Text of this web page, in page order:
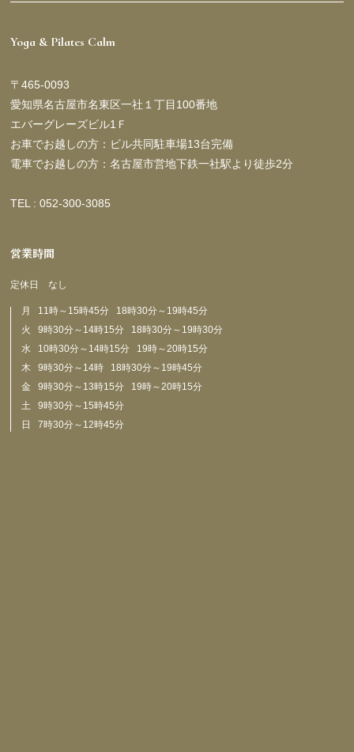
Yoga & Pilates Calm
〒465-0093
愛知県名古屋市名東区一社１丁目100番地
エバーグレーズビル1Ｆ
お車でお越しの方：ビル共同駐車場13台完備
電車でお越しの方：名古屋市営地下鉄一社駅より徒歩2分
TEL : 052-300-3085
営業時間
定休日 なし
月 11時～15時45分 18時30分～19時45分
火 9時30分～14時15分 18時30分～19時30分
水 10時30分～14時15分 19時～20時15分
木 9時30分～14時 18時30分～19時45分
金 9時30分～13時15分 19時～20時15分
土 9時30分～15時45分
日 7時30分～12時45分